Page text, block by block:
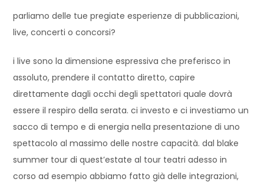
parliamo delle tue pregiate esperienze di pubblicazioni,
live, concerti o concorsi?
i live sono la dimensione espressiva che preferisco in
assoluto, prendere il contatto diretto, capire
direttamente dagli occhi degli spettatori quale dovrà
essere il respiro della serata. ci investo e ci investiamo un
sacco di tempo e di energia nella presentazione di uno
spettacolo al massimo delle nostre capacità. dal blake
summer tour di quest’estate al tour teatri adesso in
corso ad esempio abbiamo fatto già delle integrazioni,